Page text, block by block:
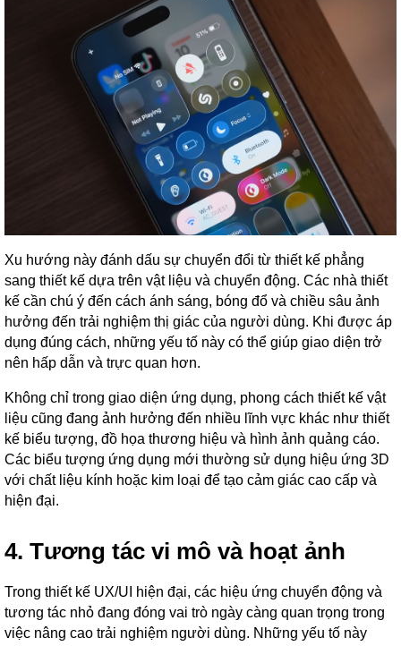
Xu hướng này đánh dấu sự chuyển đổi từ thiết kế phẳng
sang thiết kế dựa trên vật liệu và chuyển động. Các nhà thiết
kế cần chú ý đến cách ánh sáng, bóng đổ và chiều sâu ảnh
hưởng đến trải nghiệm thị giác của người dùng. Khi được áp
dụng đúng cách, những yếu tố này có thể giúp giao diện trở
nên hấp dẫn và trực quan hơn.
Không chỉ trong giao diện ứng dụng, phong cách thiết kế vật
liệu cũng đang ảnh hưởng đến nhiều lĩnh vực khác như thiết
kế biểu tượng, đồ họa thương hiệu và hình ảnh quảng cáo.
Các biểu tượng ứng dụng mới thường sử dụng hiệu ứng 3D
với chất liệu kính hoặc kim loại để tạo cảm giác cao cấp và
hiện đại.
4. Tương tác vi mô và hoạt ảnh
Trong thiết kế UX/UI hiện đại, các hiệu ứng chuyển động và
tương tác nhỏ đang đóng vai trò ngày càng quan trọng trong
việc nâng cao trải nghiệm người dùng. Những yếu tố này